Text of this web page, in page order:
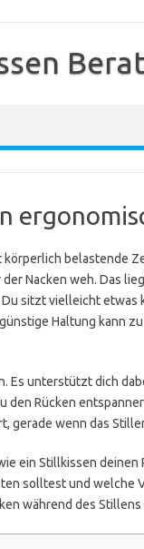
belastende
Nacken weh. Das
sitzt vielleicht etwas
Haltung kann
Es unterstützt dich
den Rücken
gerade wenn das
ein Stillkissen
solltest und welche
während des Stillens